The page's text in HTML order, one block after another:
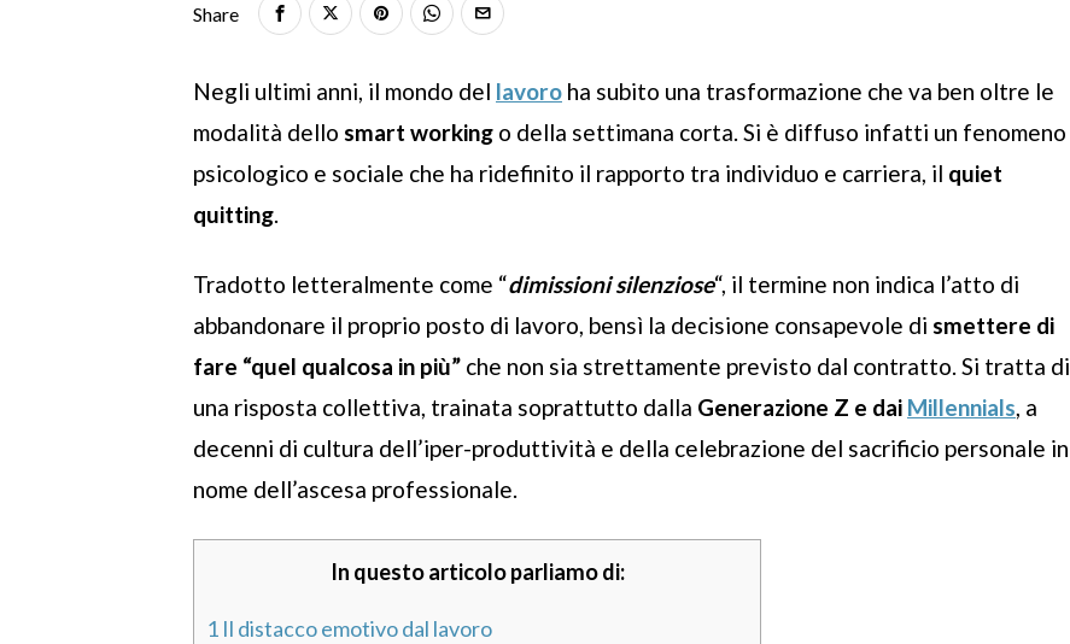
Share
Negli ultimi anni, il mondo del lavoro ha subito una trasformazione che va ben oltre le
modalità dello smart working o della settimana corta. Si è diffuso infatti un fenomeno
psicologico e sociale che ha ridefinito il rapporto tra individuo e carriera, il quiet
quitting.
Tradotto letteralmente come “dimissioni silenziose“, il termine non indica l’atto di
abbandonare il proprio posto di lavoro, bensì la decisione consapevole di smettere di
fare “quel qualcosa in più” che non sia strettamente previsto dal contratto. Si tratta di
una risposta collettiva, trainata soprattutto dalla Generazione Z e dai Millennials, a
decenni di cultura dell’iper-produttività e della celebrazione del sacrificio personale in
nome dell’ascesa professionale.
In questo articolo parliamo di:
1 Il distacco emotivo dal lavoro